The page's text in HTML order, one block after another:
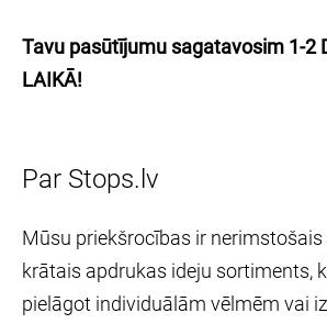
Tavu pasūtījumu sagatavosim 1-2
LAIKĀ!
Par Stops.lv
Mūsu priekšrocības ir
krātais apdrukas ideju sortiments,
pielāgot individuālām vēlmēm vai